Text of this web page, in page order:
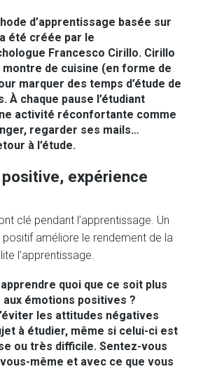
d’apprentissage basée sur
été créée par le
Francesco Cirillo. Cirillo
montre de cuisine (en forme de
marquer des temps d’étude de
À chaque pause l’étudiant
activité réconfortante comme
regarder ses mails…
à l’étude.
expérience
clé pendant l’apprentissage. Un
améliore le rendement de la
l’apprentissage.
quoi que ce soit plus
émotions positives ?
les attitudes négatives
à étudier, même si celui-ci est
ou très difficile. Sentez-vous
même et avec ce que vous